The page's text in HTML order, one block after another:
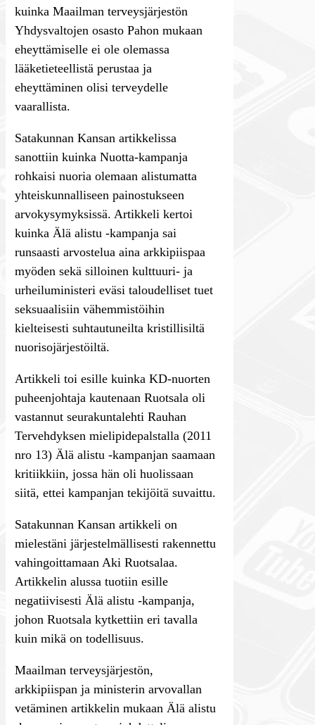
kuinka Maailman terveysjärjestön
Yhdysvaltojen osasto Pahon mukaan
eheyttämiselle ei ole olemassa
lääketieteellistä perustaa ja
eheyttäminen olisi terveydelle
vaarallista.
Satakunnan Kansan artikkelissa
sanottiin kuinka Nuotta-kampanja
rohkaisi nuoria olemaan alistumatta
yhteiskunnalliseen painostukseen
arvokysymyksissä. Artikkeli kertoi
kuinka Älä alistu -kampanja sai
runsaasti arvostelua aina arkkipiispaa
myöden sekä silloinen kulttuuri- ja
urheiluministeri eväsi taloudelliset tuet
seksuaalisiin vähemmistöihin
kielteisesti suhtautuneilta kristillisiltä
nuorisojärjestöiltä.
Artikkeli toi esille kuinka KD-nuorten
puheenjohtaja kautenaan Ruotsala oli
vastannut seurakuntalehti Rauhan
Tervehdyksen mielipidepalstalla (2011
nro 13) Älä alistu -kampanjan saamaan
kritiikkiin, jossa hän oli huolissaan
siitä, ettei kampanjan tekijöitä suvaittu.
Satakunnan Kansan artikkeli on
mielestäni järjestelmällisesti rakennettu
vahingoittamaan Aki Ruotsalaa.
Artikkelin alussa tuotiin esille
negatiivisesti Älä alistu -kampanja,
johon Ruotsala kytkettiin eri tavalla
kuin mikä on todellisuus.
Maailman terveysjärjestön,
arkkipiispan ja ministerin arvovallan
vetäminen artikkelin mukaan Älä alistu